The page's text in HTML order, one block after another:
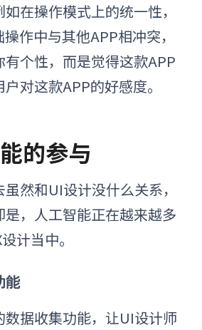
在操作模式上的统一性，
作中与其他APP相冲突，
个性，而是觉得这款APP
对这款APP的好感度。
的参与
然和UI设计没什么关系，
，人工智能正在越来越多
计当中。
能
数据收集功能，让UI设计师